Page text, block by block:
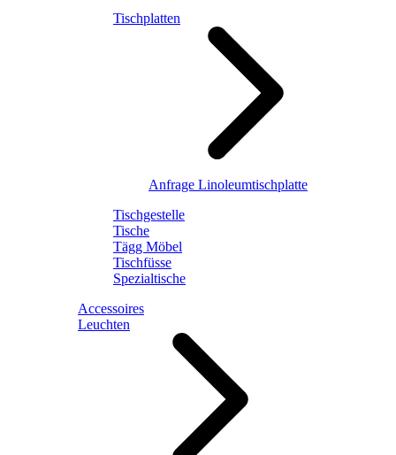
Tischplatten
Anfrage Linoleumtischplatte
Tischgestelle
Tische
Tägg Möbel
Tischfüsse
Spezialtische
Accessoires
Leuchten